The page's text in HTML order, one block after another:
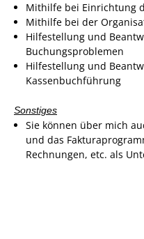
Mithilfe bei Einrichtung
Mithilfe bei der
Hilfestellung und
Buchungsproblemen
Hilfestellung und
Kassenbuchführung
Sonstiges
Sie können über mich
und das
Rechnungen, etc. als